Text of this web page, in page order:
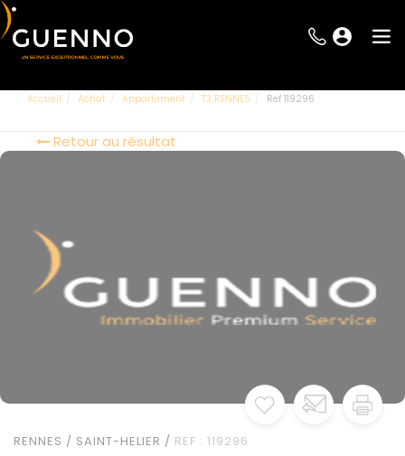
Accueil Achat Appartement T3 RENNES Ref 119296
Retour au résultat
RENNES / SAINT-HELIER / REF : 119296